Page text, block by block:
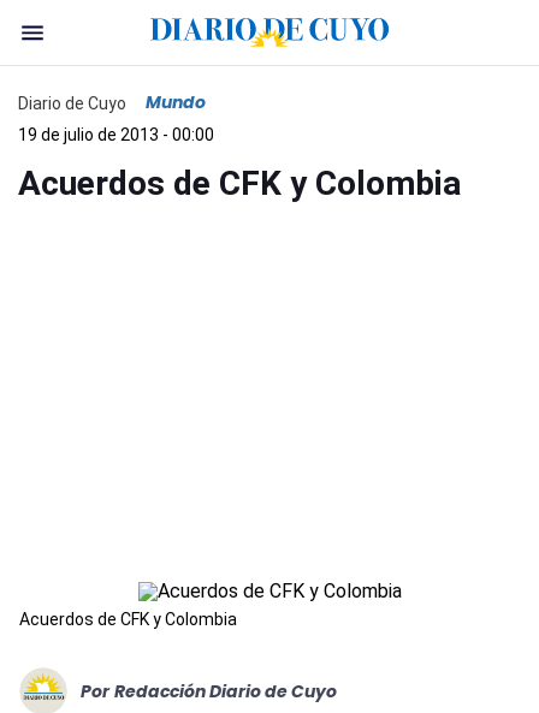
Diario de Cuyo Mundo
19 de julio de 2013 - 00:00
Acuerdos de CFK y Colombia
Acuerdos de CFK y Colombia
Por Redacción Diario de Cuyo